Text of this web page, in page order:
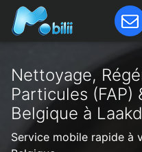
Nettoyage,
Particules (FAP)
Belgique à
Service mobile rapide à